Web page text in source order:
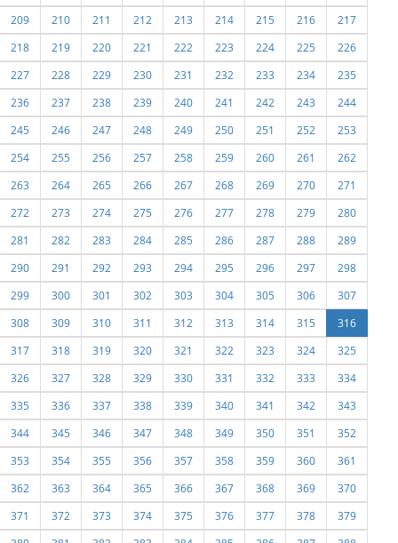
209
210 211 212 213 214 215 216
217
218
219 220 221 222 223 224 225
226
227
228 229 230 231 232 233 234
235
236
237 238 239 240 241 242 243
244
245
246 247 248 249 250 251 252
253
254
255 256 257 258 259 260 261
262
263
264 265 266 267 268 269 270
271
272
273 274 275 276 277 278 279
280
281
282 283 284 285 286 287 288
289
290
291 292 293 294 295 296 297
298
299
300 301 302 303 304 305 306
307
308
309 310 311 312 313 314 315
316
317
318 319 320 321 322 323 324
325
326
327 328 329 330 331 332 333
334
335
336 337 338 339 340 341 342
343
344
345 346 347 348 349 350 351
352
353
354 355 356 357 358 359 360
361
362
363 364 365 366 367 368 369
370
371
372 373 374 375 376 377 378
379